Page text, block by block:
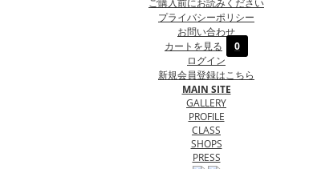
ご購入前にお読みください
プライバシーポリシー
お問い合わせ
カートを見る
0
ログイン
新規会員登録はこちら
MAIN SITE
GALLERY
PROFILE
CLASS
SHOPS
PRESS